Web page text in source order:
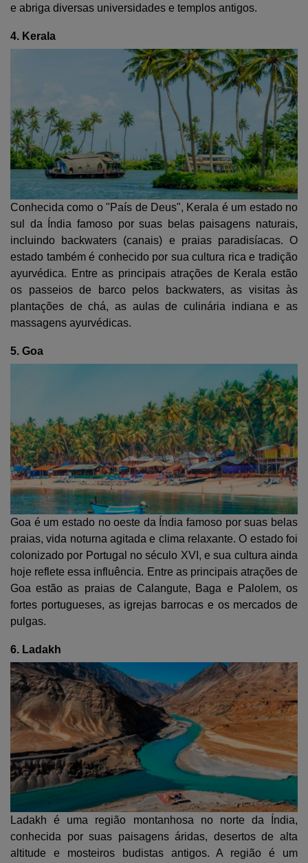
e abriga diversas universidades e templos antigos.
4. Kerala
Conhecida como o "País de Deus", Kerala é um estado no
sul da Índia famoso por suas belas paisagens naturais,
incluindo backwaters (canais) e praias paradisíacas. O
estado também é conhecido por sua cultura rica e tradição
ayurvédica. Entre as principais atrações de Kerala estão
os passeios de barco pelos backwaters, as visitas às
plantações de chá, as aulas de culinária indiana e as
massagens ayurvédicas.
5. Goa
Goa é um estado no oeste da Índia famoso por suas belas
praias, vida noturna agitada e clima relaxante. O estado foi
colonizado por Portugal no século XVI, e sua cultura ainda
hoje reflete essa influência. Entre as principais atrações de
Goa estão as praias de Calangute, Baga e Palolem, os
fortes portugueses, as igrejas barrocas e os mercados de
pulgas.
6. Ladakh
Ladakh é uma região montanhosa no norte da Índia,
conhecida por suas paisagens áridas, desertos de alta
altitude e mosteiros budistas antigos. A região é um